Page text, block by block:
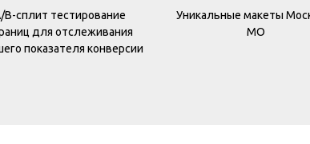
B-сплит тестирование
для отслеживания
показателя конверсии
Уникальные макеты
МО